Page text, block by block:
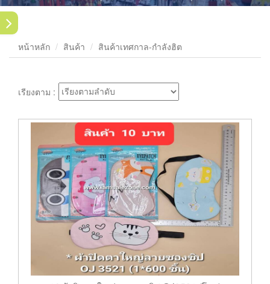
หน้าหลัก สินค้า สินค้าเทศกาล-กำลังฮิต
เรียงตาม :